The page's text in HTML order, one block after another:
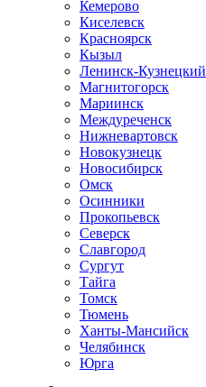
Кемерово
Киселевск
Красноярск
Кызыл
Ленинск-Кузнецкий
Магнитогорск
Мариинск
Междуреченск
Нижневартовск
Новокузнецк
Новосибирск
Омск
Осинники
Прокопьевск
Северск
Славгород
Сургут
Тайга
Томск
Тюмень
Ханты-Мансийск
Челябинск
Юрга